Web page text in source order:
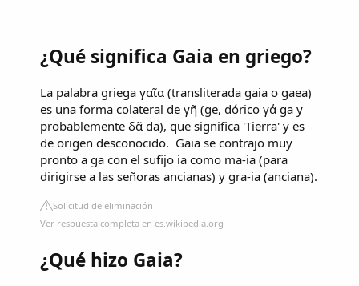
¿Qué significa Gaia en griego?
La palabra griega γαῖα (transliterada gaia o gaea)
es una forma colateral de γῆ​ (ge, dórico γά ga y
probablemente δᾶ da),​ que significa 'Tierra'​ y es
de origen desconocido. ​ Gaia se contrajo muy
pronto a ga con el sufijo ia como ma-ia (para
dirigirse a las señoras ancianas) y gra-ia (anciana).
Solicitud de eliminación
Ver respuesta completa en es.wikipedia.org
¿Qué hizo Gaia?